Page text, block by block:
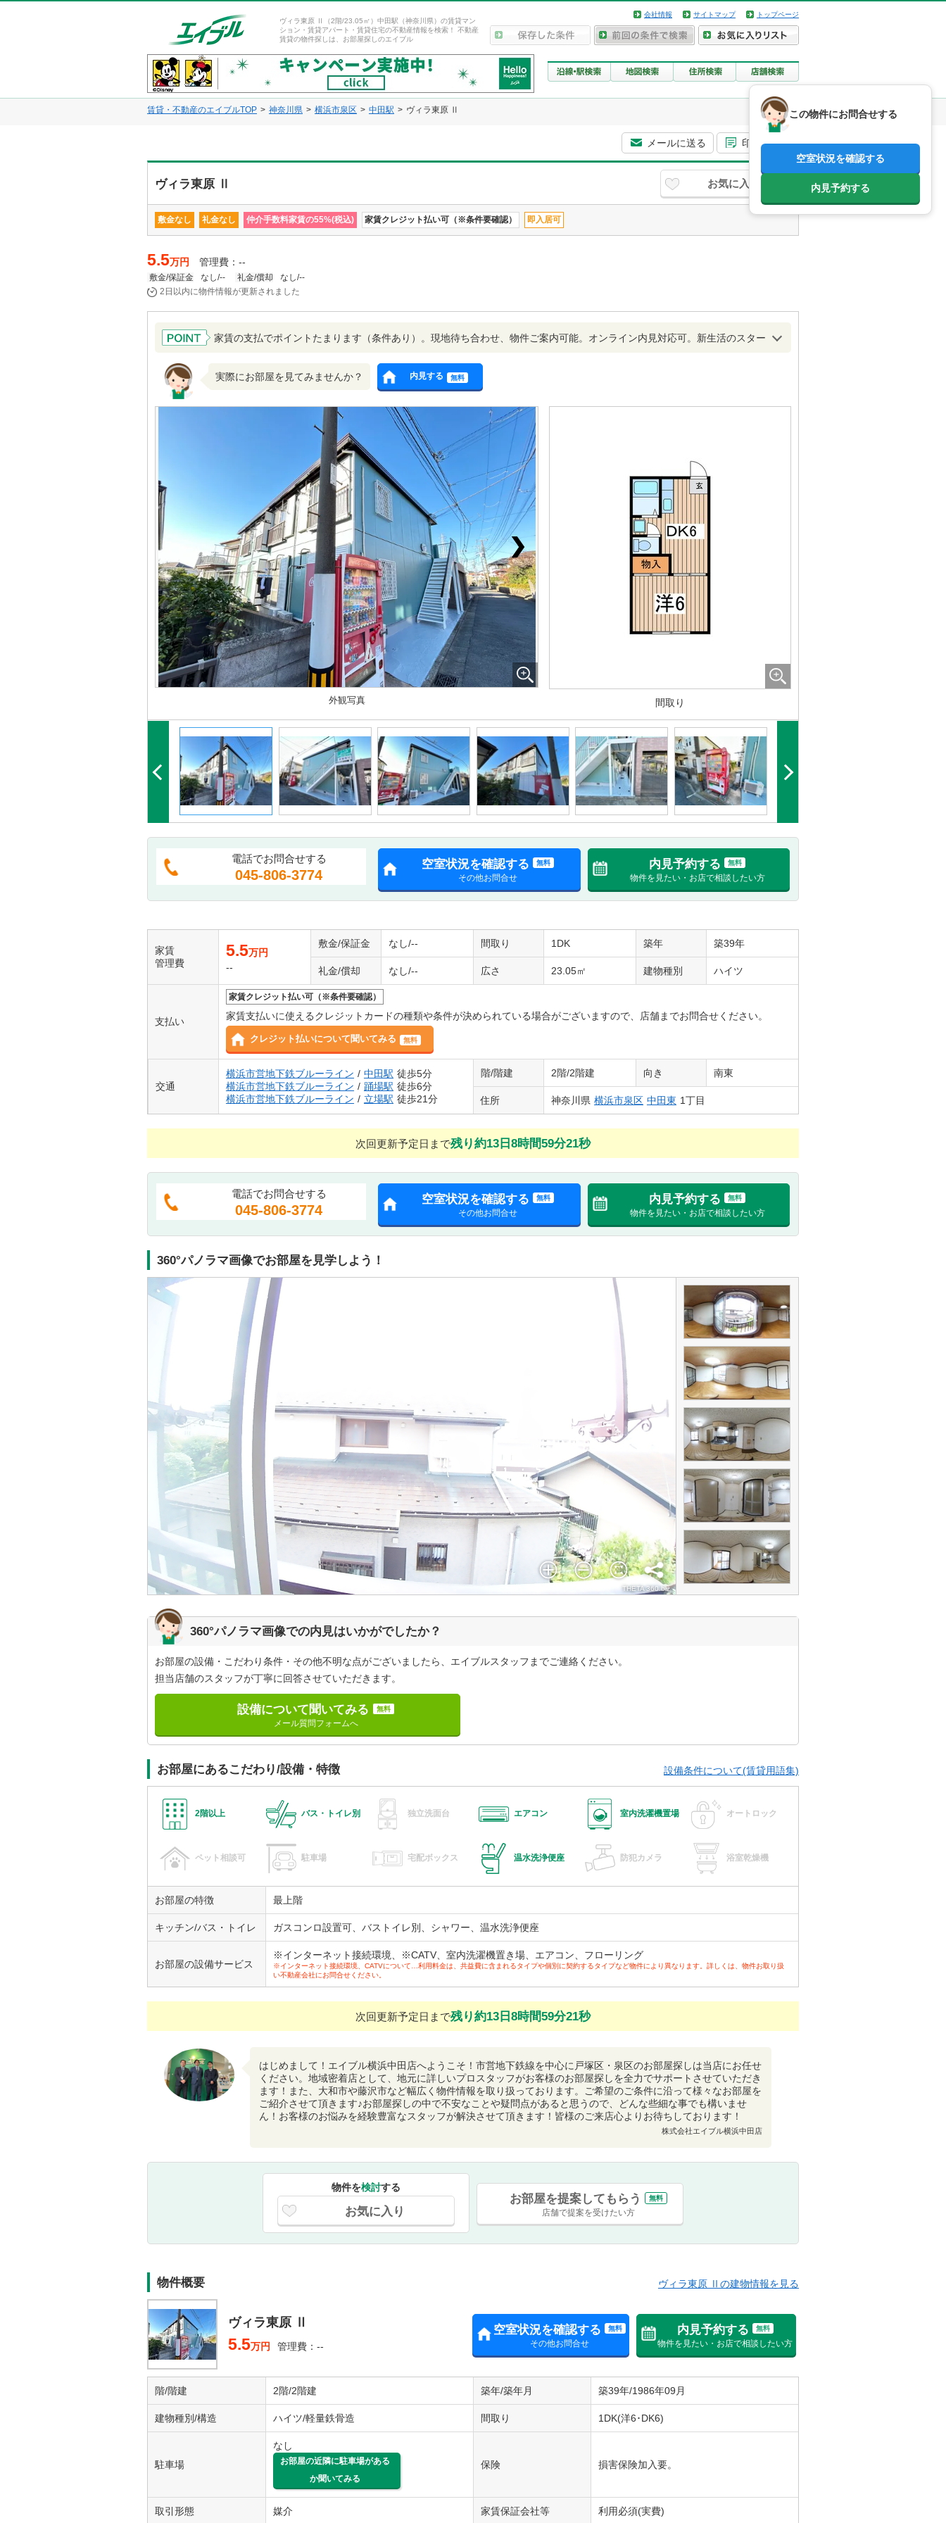
ヴィラ東原 Ⅱ（2階/23.05㎡）中田駅（神奈川県）の賃貸マン
ション・賃貸アパート・賃貸住宅の不動産情報を検索！ 不動産
賃貸の物件探しは、お部屋探しのエイブル
会社情報 サイトマップ トップページ
賃貸・不動産のエイブルTOP 神奈川県 横浜市泉区 中田駅 ヴィラ東原 Ⅱ
メールに送る 印刷用画面
ヴィラ東原 Ⅱ お気に入り
敷金なし 礼金なし 仲介手数料家賃の55%(税込) 家賃クレジット払い可（※条件要確認） 即入居可
5.5万円 管理費：--
敷金/保証金 なし/-- 礼金/償却
なし/--
2日以内に物件情報が更新されました
家賃の支払でポイントたまります（条件あり）。現地待ち合わせ、物件ご案内可能。オンライン内見対応可。新生活のスター
実際にお部屋を見てみませんか？ 内見する 無料
外観写真 間取り
電話でお問合せする
045-806-3774
空室状況を確認する 無料
その他お問合せ
内見予約する 無料
物件を見たい・お店で相談したい方
家賃
管理費
5.5万円
--
敷金/保証金 なし/-- 間取り 1DK 築年 築39年
礼金/償却 なし/-- 広さ 23.05㎡ 建物種別 ハイツ
支払い
家賃クレジット払い可（※条件要確認）
家賃支払いに使えるクレジットカードの種類や条件が決められている場合がございますので、店舗までお問合せください。
クレジット払いについて聞いてみる 無料
交通
横浜市営地下鉄ブルーライン / 中田駅 徒歩5分
横浜市営地下鉄ブルーライン / 踊場駅 徒歩6分
横浜市営地下鉄ブルーライン / 立場駅 徒歩21分
階/階建 2階/2階建 向き 南東
住所 神奈川県 横浜市泉区 中田東 1丁目
次回更新予定日まで残り約13日8時間59分19秒
電話でお問合せする
045-806-3774
空室状況を確認する 無料
その他お問合せ
内見予約する 無料
物件を見たい・お店で相談したい方
360°パノラマ画像でお部屋を見学しよう！
360°パノラマ画像での内見はいかがでしたか？
お部屋の設備・こだわり条件・その他不明な点がございましたら、エイブルスタッフまでご連絡ください。
担当店舗のスタッフが丁寧に回答させていただきます。
設備について聞いてみる 無料
メール質問フォームへ
お部屋にあるこだわり/設備・特徴 設備条件について(賃貸用語集)
2階以上 バス・トイレ別 独立洗面台 エアコン 室内洗濯機置場 オートロック
ペット相談可 駐車場 宅配ボックス 温水洗浄便座 防犯カメラ 浴室乾燥機
お部屋の特徴 最上階
キッチン/バス・トイレ ガスコンロ設置可、バストイレ別、シャワー、温水洗浄便座
お部屋の設備サービス
※インターネット接続環境、※CATV、室内洗濯機置き場、エアコン、フローリング
※インターネット接続環境、CATVについて…利用料金は、共益費に含まれるタイプや個別に契約するタイプなど物件により異なります。詳しくは、物件お取り扱
い不動産会社にお問合せください。
次回更新予定日まで残り約13日8時間59分19秒
はじめまして！エイブル横浜中田店へようこそ！市営地下鉄線を中心に戸塚区・泉区のお部屋探しは当店にお任せ
ください。地域密着店として、地元に詳しいプロスタッフがお客様のお部屋探しを全力でサポートさせていただき
ます！また、大和市や藤沢市など幅広く物件情報を取り扱っております。ご希望のご条件に沿って様々なお部屋を
ご紹介させて頂きます♪お部屋探しの中で不安なことや疑問点があると思うので、どんな些細な事でも構いませ
ん！お客様のお悩みを経験豊富なスタッフが解決させて頂きます！皆様のご来店心よりお待ちしております！
株式会社エイブル横浜中田店
物件を検討する
お気に入り
お部屋を提案してもらう 無料
店舗で提案を受けたい方
物件概要
ヴィラ東原 Ⅱ
5.5万円 管理費：--
空室状況を確認する 無料
その他お問合せ
内見予約する 無料
物件を見たい・お店で相談したい方
ヴィラ東原 Ⅱの建物情報を見る
階/階建 2階/2階建 築年/築年月 築39年/1986年09月
建物種別/構造 ハイツ/軽量鉄骨造 間取り 1DK(洋6･DK6)
駐車場
なし
お部屋の近隣に駐車場がある
か聞いてみる
保険 損害保険加入要。
取引形態 媒介 家賃保証会社等 利用必須(実費)
この物件にお問合せする
空室状況を確認する
内見予約する